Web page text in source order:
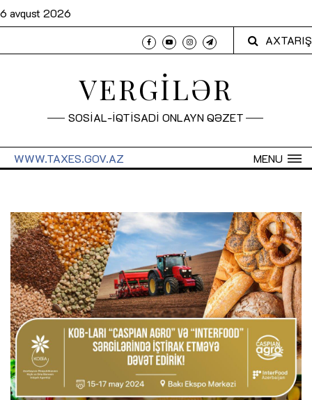
6 avqust 2026
AXTARIŞ
VERGİLƏR
SOSİAL-İQTİSADİ ONLAYN QƏZET
MENU
WWW.TAXES.GOV.AZ